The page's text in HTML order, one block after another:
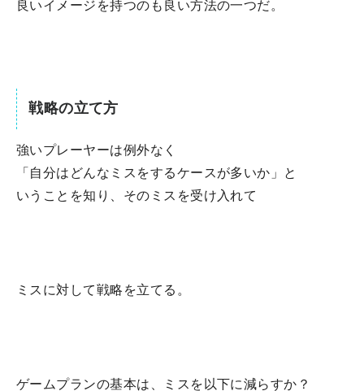
良いイメージを持つのも良い方法の一つだ。
戦略の立て方
強いプレーヤーは例外なく
「自分はどんなミスをするケースが多いか」と
いうことを知り、そのミスを受け入れて
ミスに対して戦略を立てる。
ゲームプランの基本は、ミスを以下に減らすか？